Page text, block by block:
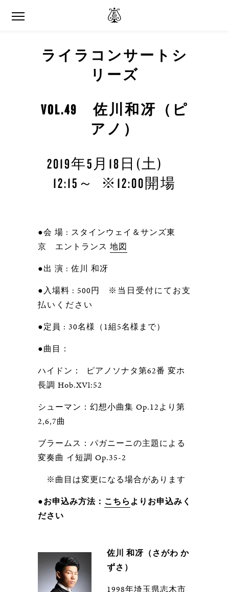
ライラコンサートシ
リーズ
VOL.49 佐川和冴（ピ
アノ）
2019年5月18日(土)
12:15～ ※12:00開場
●会 場 : スタインウェイ＆サンズ東
京 エントランス 地図
●出 演 : 佐川 和冴
●入場料 : 500円 ※当日受付にてお支
払いください
●定員 : 30名様（1組5名様まで）
●曲目：
ハイドン： ピアノソナタ第62番 変ホ
長調 Hob.XVl:52
シューマン：幻想小曲集 Op.12より第
2,6,7曲
ブラームス：パガニーニの主題による
変奏曲 イ短調 Op.35-2
※曲目は変更になる場合があります
●お申込み方法： こちら よりお申込みく
ださい
佐川 和冴（さがわ か
ずさ）
1998年埼玉県志木市